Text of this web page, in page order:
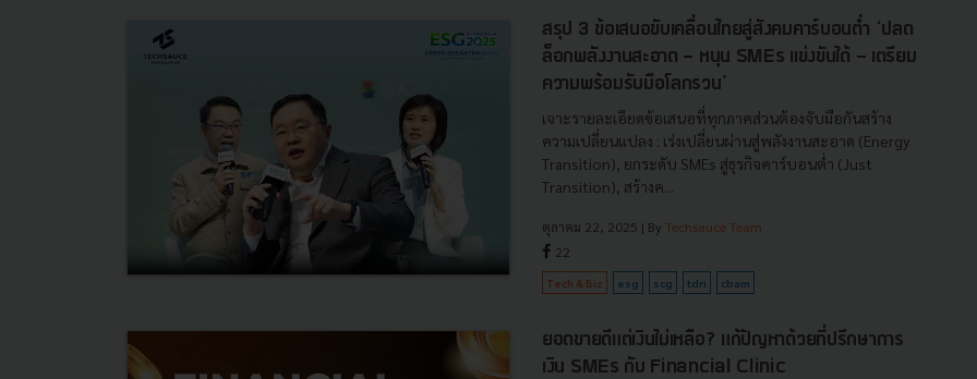
สรุป 3 ข้อเสนอขับเคลื่อนไทยสู่สังคมคาร์บอนต่ำ ‘ปลด
ล็อกพลังงานสะอาด - หนุน SMEs เเข่งขันได้ - เตรียม
ความพร้อมรับมือโลกรวน'
เจาะรายละเอียดข้อเสนอที่ทุกภาคส่วนต้องจับมือกันสร้าง
ความเปลี่ยนแปลง : เร่งเปลี่ยนผ่านสู่พลังงานสะอาด (Energy
Transition), ยกระดับ SMEs สู่ธุรกิจคาร์บอนต่ำ (Just
Transition), สร้างค...
ตุลาคม 22, 2025 | By Techsauce Team
22
Tech & Biz esg scg tdri cbam
ยอดขายดีแต่เงินไม่เหลือ? แก้ปัญหาด้วยที่ปรึกษาการ
เงิน SMEs กับ Financial Clinic